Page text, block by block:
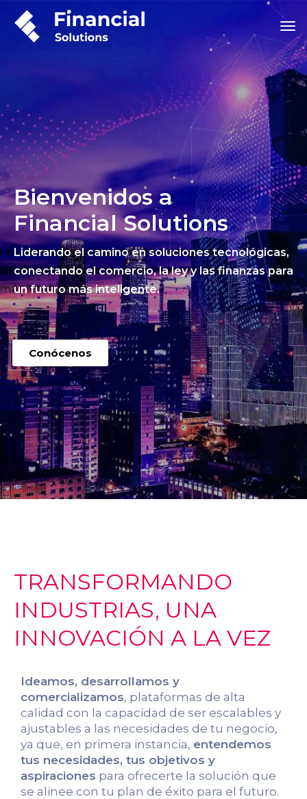
Bienvenidos a
Financial Solutions
Liderando el camino en soluciones tecnológicas,
conectando el comercio, la ley y las finanzas para
un futuro más inteligente.
Conócenos
TRANSFORMANDO
INDUSTRIAS, UNA
INNOVACIÓN A LA VEZ
Ideamos, desarrollamos y
comercializamos, plataformas de alta
calidad con la capacidad de ser escalables y
ajustables a las necesidades de tu negocio,
ya que, en primera instancia, entendemos
tus necesidades, tus objetivos y
aspiraciones para ofrecerte la solución que
se alinee con tu plan de éxito para el futuro.